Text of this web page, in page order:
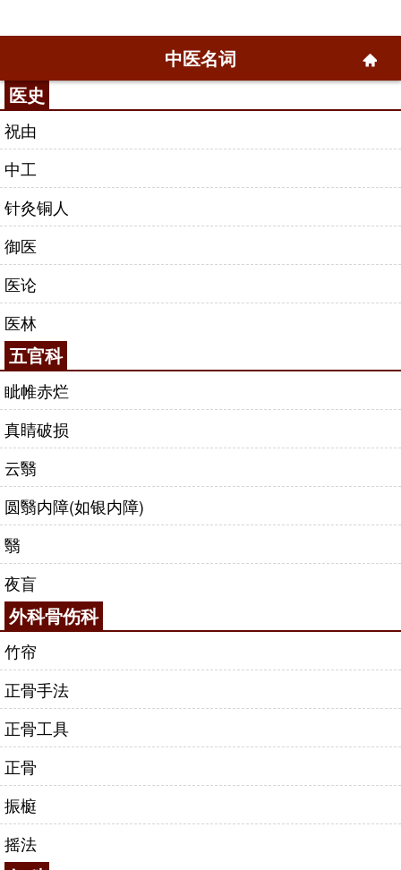
中医名词
医史
祝由
中工
针灸铜人
御医
医论
医林
五官科
眦帷赤烂
真睛破损
云翳
圆翳内障(如银内障)
翳
夜盲
外科骨伤科
竹帘
正骨手法
正骨工具
正骨
振榳
摇法